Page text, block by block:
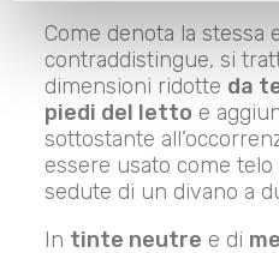
Come denota la stessa
contraddistingue, si
dimensioni ridotte da
piedi del letto e
sottostante
essere usato come
sedute di un divano a
In tinte neutre e di